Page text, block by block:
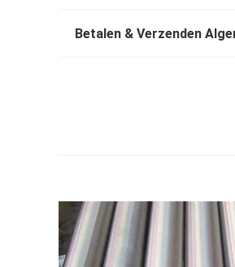
Betalen & Verzenden